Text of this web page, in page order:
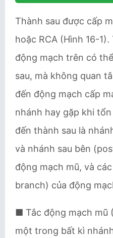
Thành sau được cấp
hoặc RCA (Hình 16-
động mạch trên có
sau, mà không quan
đến động mạch cấp
nhánh hay gặp khi
đến thành sau là
và nhánh sau bên
động mạch mũ, và
branch) của động
■ Tắc động mạch mũ
một trong bất kì